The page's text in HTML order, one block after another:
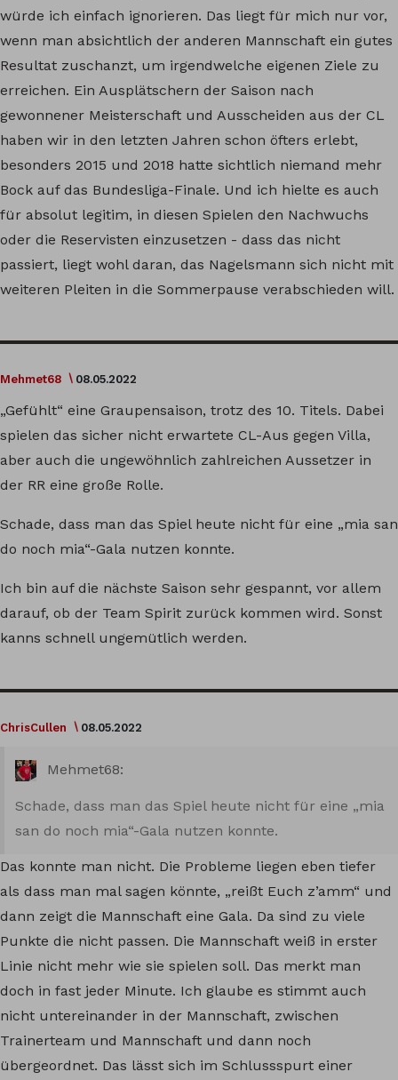
würde ich einfach ignorieren. Das liegt für mich nur vor,
wenn man absichtlich der anderen Mannschaft ein gutes
Resultat zuschanzt, um irgendwelche eigenen Ziele zu
erreichen. Ein Ausplätschern der Saison nach
gewonnener Meisterschaft und Ausscheiden aus der CL
haben wir in den letzten Jahren schon öfters erlebt,
besonders 2015 und 2018 hatte sichtlich niemand mehr
Bock auf das Bundesliga-Finale. Und ich hielte es auch
für absolut legitim, in diesen Spielen den Nachwuchs
oder die Reservisten einzusetzen - dass das nicht
passiert, liegt wohl daran, das Nagelsmann sich nicht mit
weiteren Pleiten in die Sommerpause verabschieden will.
Mehmet68 08.05.2022
„Gefühlt“ eine Graupensaison, trotz des 10. Titels. Dabei
spielen das sicher nicht erwartete CL-Aus gegen Villa,
aber auch die ungewöhnlich zahlreichen Aussetzer in
der RR eine große Rolle.
Schade, dass man das Spiel heute nicht für eine „mia san
do noch mia“-Gala nutzen konnte.
Ich bin auf die nächste Saison sehr gespannt, vor allem
darauf, ob der Team Spirit zurück kommen wird. Sonst
kanns schnell ungemütlich werden.
ChrisCullen 08.05.2022
Mehmet68:
Schade, dass man das Spiel heute nicht für eine „mia
san do noch mia“-Gala nutzen konnte.
Das konnte man nicht. Die Probleme liegen eben tiefer
als dass man mal sagen könnte, „reißt Euch z’amm“ und
dann zeigt die Mannschaft eine Gala. Da sind zu viele
Punkte die nicht passen. Die Mannschaft weiß in erster
Linie nicht mehr wie sie spielen soll. Das merkt man
doch in fast jeder Minute. Ich glaube es stimmt auch
nicht untereinander in der Mannschaft, zwischen
Trainerteam und Mannschaft und dann noch
übergeordnet. Das lässt sich im Schlussspurt einer